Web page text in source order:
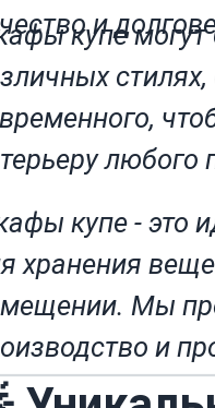
и
купе могут
стилях,
любого
купе - это
хранения
Мы
и
по